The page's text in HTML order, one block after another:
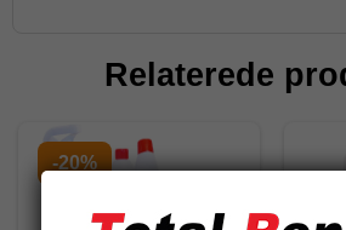
Relaterede
-20%